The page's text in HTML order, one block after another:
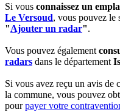
Si vous connaissez un
Le Versoud, vous pouvez le
"Ajouter un radar".
Vous pouvez également
radars dans le département
Si vous avez reçu un avis de
la commune, vous pouvez
pourpayer votre